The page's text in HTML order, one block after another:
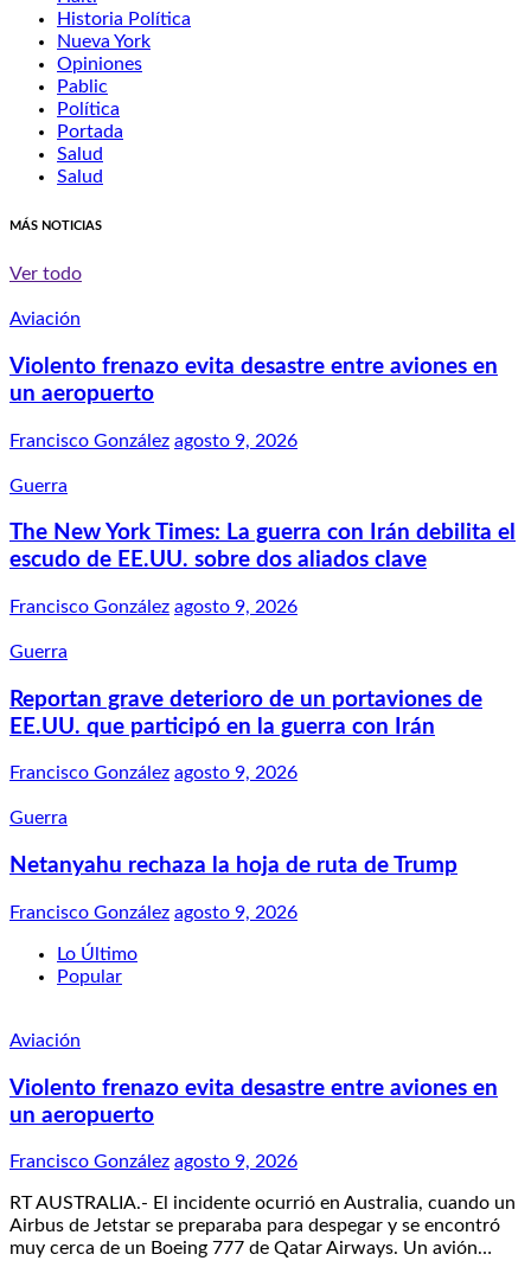
Historia Política
Nueva York
Opiniones
Pablic
Política
Portada
Salud
Salud
MÁS NOTICIAS
Ver todo
Aviación
Violento frenazo evita desastre entre aviones en
un aeropuerto
Francisco González agosto 9, 2026
Guerra
The New York Times: La guerra con Irán debilita el
escudo de EE.UU. sobre dos aliados clave
Francisco González agosto 9, 2026
Guerra
Reportan grave deterioro de un portaviones de
EE.UU. que participó en la guerra con Irán
Francisco González agosto 9, 2026
Guerra
Netanyahu rechaza la hoja de ruta de Trump
Francisco González agosto 9, 2026
Lo Último
Popular
Aviación
Violento frenazo evita desastre entre aviones en
un aeropuerto
Francisco González agosto 9, 2026
RT AUSTRALIA.- El incidente ocurrió en Australia, cuando un
Airbus de Jetstar se preparaba para despegar y se encontró
muy cerca de un Boeing 777 de Qatar Airways. Un avión…